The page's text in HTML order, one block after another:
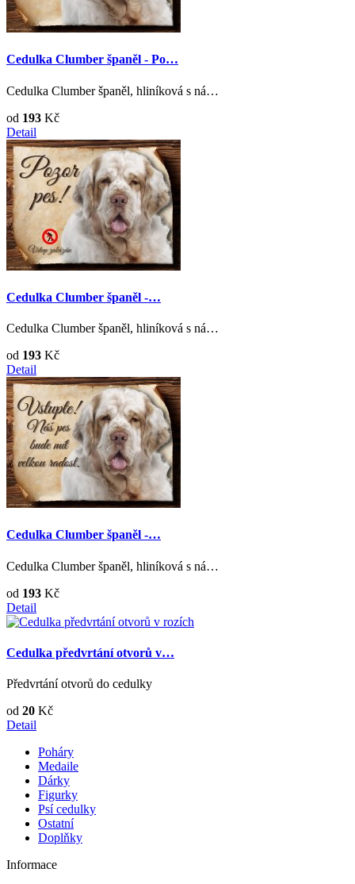
Cedulka Clumber španěl - Po…
Cedulka Clumber španěl, hliníková s ná…
od 193 Kč
Detail
Cedulka Clumber španěl -…
Cedulka Clumber španěl, hliníková s ná…
od 193 Kč
Detail
Cedulka Clumber španěl -…
Cedulka Clumber španěl, hliníková s ná…
od 193 Kč
Detail
Cedulka předvrtání otvorů v…
Předvrtání otvorů do cedulky
od 20 Kč
Detail
Poháry
Medaile
Dárky
Figurky
Psí cedulky
Ostatní
Doplňky
Informace